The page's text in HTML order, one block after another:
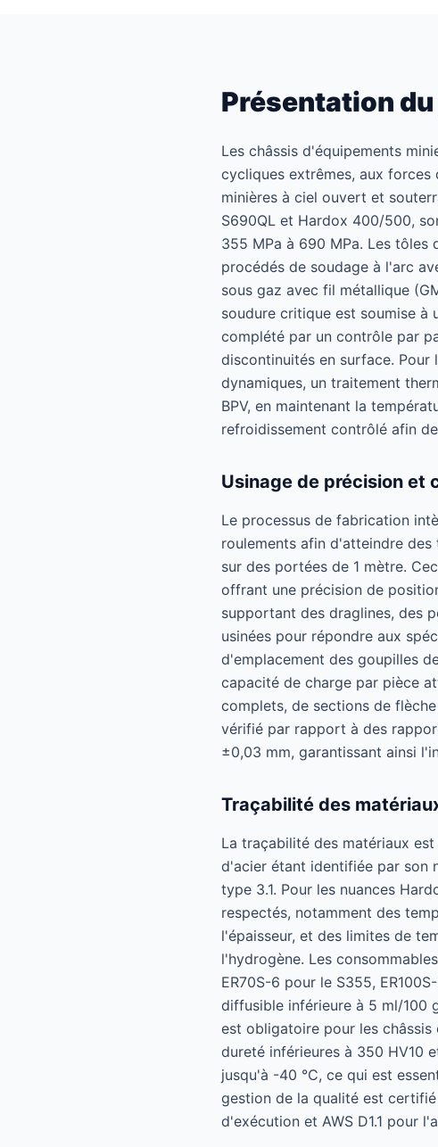
Présentation
Les châssis d'équipements
cycliques extrêmes, aux
minières à ciel ouvert et
S690QL et Hardox 400/500,
355 MPa à 690 MPa. Les tôles
procédés de soudage à l'arc
sous gaz avec fil métallique
soudure critique est soumise à
complété par un contrôle par
discontinuités en surface. Pour
dynamiques, un traitement
BPV, en maintenant la
refroidissement contrôlé afin
Usinage de précision et
Le processus de fabrication
roulements afin d'atteindre
sur des portées de 1 mètre.
offrant une précision de
supportant des draglines, des
usinées pour répondre aux
d'emplacement des goupilles
capacité de charge par pièce
complets, de sections de
vérifié par rapport à des
±0,03 mm, garantissant ainsi
Traçabilité des
La traçabilité des matériaux
d'acier étant identifiée par son
type 3.1. Pour les nuances
respectés, notamment des
l'épaisseur, et des limites de
l'hydrogène. Les
ER70S-6 pour le S355,
diffusible inférieure à 5 ml/100
est obligatoire pour les châssis
dureté inférieures à 350 HV10
jusqu'à -40 °C, ce qui est
gestion de la qualité est
d'exécution et AWS D1.1 pour